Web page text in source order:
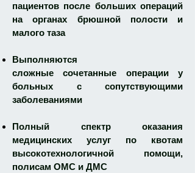
пациентов после больших операций
на органах брюшной полости и
малого таза
Выполняются
сложные сочетанные операции у
больных с сопутствующими
заболеваниями
Полный спектр оказания
медицинских услуг по квотам
высокотехнологичной помощи,
полисам ОМС и ДМС